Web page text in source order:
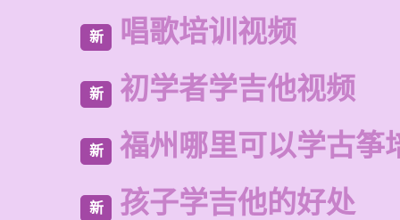
新 唱歌培训视频
新 初学者学吉他视频
新 福州哪里可以学古筝
新 孩子学吉他的好处